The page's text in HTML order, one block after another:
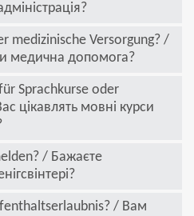
medizinische Versorgung? /
медична допомога?
Sprachkurse oder
цікавлять мовні курси
/ Бажаєте
/ Вам